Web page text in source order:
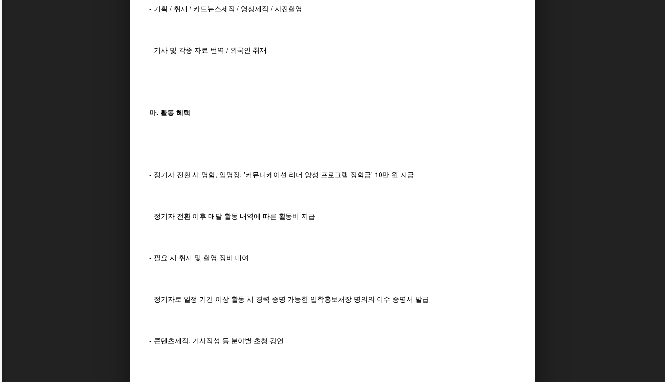
- 기획 / 취재 / 카드뉴스제작 / 영상제작 / 사진촬영
- 기사 및 각종 자료 번역 / 외국인 취재
마. 활동 혜택
- 정기자 전환 시 명함, 임명장, '커뮤니케이션 리더 양성 프로그램 장학금' 10만 원 지급
- 정기자 전환 이후 매달 활동 내역에 따른 활동비 지급
- 필요 시 취재 및 촬영 장비 대여
- 정기자로 일정 기간 이상 활동 시 경력 증명 가능한 입학홍보처장 명의의 이수 증명서 발급
- 콘텐츠제작, 기사작성 등 분야별 초청 강연